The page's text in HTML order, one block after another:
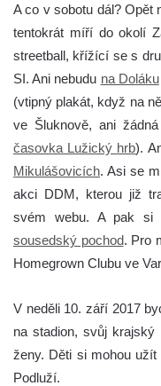
A co v sobotu dál? Opět
tentokrát míří do okolí
streetball, křížící se s
SI. Ani nebudu na Doláku
(vtipný plakát, když na
ve Šluknově, ani
časovka Lužický hrb).
Mikulášovicích. Asi se
akci DDM, kterou již
svém webu. A pak si
sousedský pochod. Pro
Homegrown Clubu ve
V neděli 10. září 2017
na stadion, svůj
ženy. Děti si mohou
Podluží.